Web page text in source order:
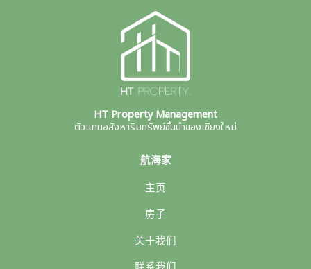
HT Property Management
ตัวแทนอสังหาริมทรัพย์ชั้นนำของเชียงใหม่
航海家
主页
房子
关于我们